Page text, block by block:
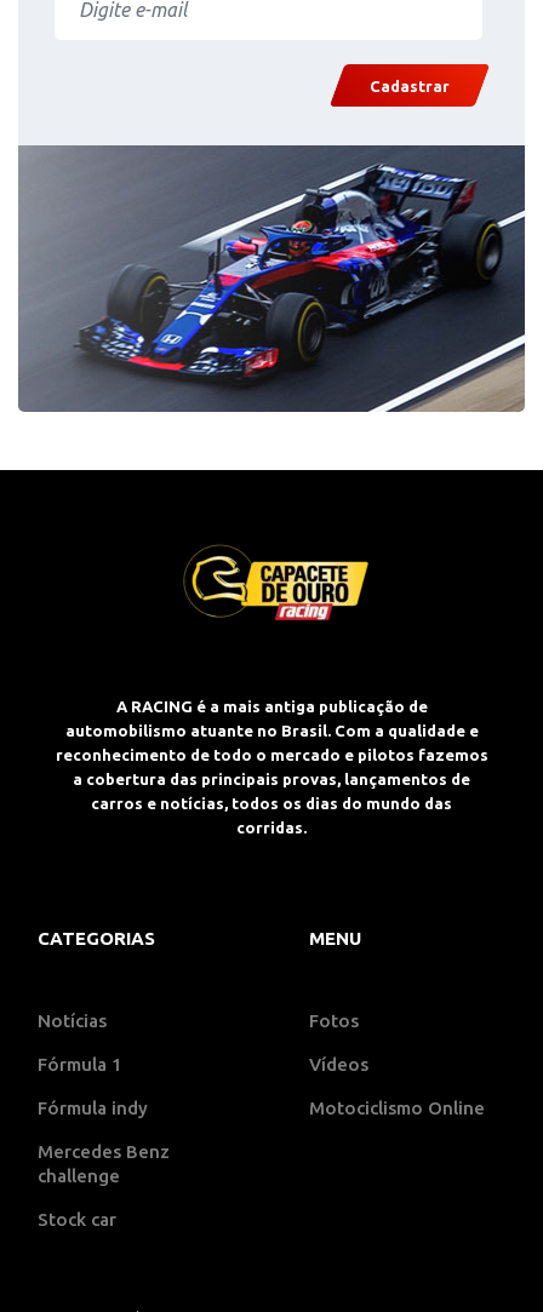
Cadastrar
A RACING é a mais antiga publicação de
automobilismo atuante no Brasil. Com a qualidade e
reconhecimento de todo o mercado e pilotos fazemos
a cobertura das principais provas, lançamentos de
carros e notícias, todos os dias do mundo das
corridas.
CATEGORIAS
Notícias
Fórmula 1
Fórmula indy
Mercedes Benz
challenge
Stock car
MENU
Fotos
Vídeos
Motociclismo Online